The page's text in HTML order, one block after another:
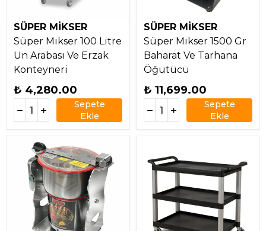
SÜPER MİKSER
Süper Mikser 100 Litre
Un Arabası Ve Erzak
Konteyneri
₺ 4,280.00
Sepete
Ekle
SÜPER MİKSER
Süper Mikser 1500 Gr
Baharat Ve Tarhana
Öğütücü
₺ 11,699.00
Sepete
Ekle